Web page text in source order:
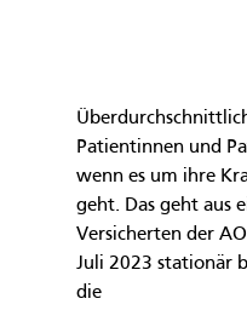
Patientinnen und
wenn es um ihre
geht. Das geht aus
Versicherten der
Juli 2023 stationär
die